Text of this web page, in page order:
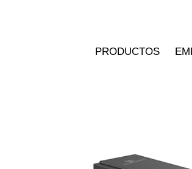
MENU
PRODUCTOS